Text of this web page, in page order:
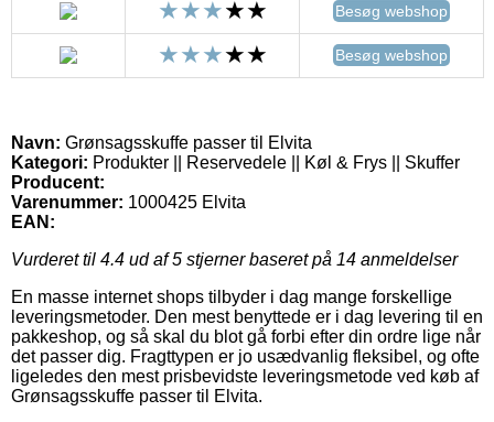
Besøg webshop
Besøg webshop
Navn: Grønsagsskuffe passer til Elvita
Kategori: Produkter || Reservedele || Køl & Frys || Skuffer
Producent:
Varenummer: 1000425 Elvita
EAN:
Vurderet til 4.4 ud af 5 stjerner baseret på 14 anmeldelser
En masse internet shops tilbyder i dag mange forskellige
leveringsmetoder. Den mest benyttede er i dag levering til en
pakkeshop, og så skal du blot gå forbi efter din ordre lige når
det passer dig. Fragttypen er jo usædvanlig fleksibel, og ofte
ligeledes den mest prisbevidste leveringsmetode ved køb af
Grønsagsskuffe passer til Elvita.